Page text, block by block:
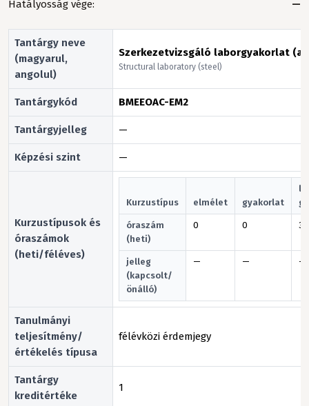
Hatályosság vége:
—
Tantárgy neve
(magyarul,
angolul)
Szerkezetvizsgáló laborgyakorlat
Structural laboratory (steel)
Tantárgykód BMEEOAC-EM2
Tantárgyjelleg —
Képzési szint —
Kurzustípusok és
óraszámok
(heti/féléves)
Kurzustípus elmélet gyakorlat
óraszám
(heti)
0 0 3
jelleg
(kapcsolt/
önálló)
— — —
Tanulmányi
teljesítmény/
értékelés típusa
félévközi érdemjegy
Tantárgy
kreditértéke
1